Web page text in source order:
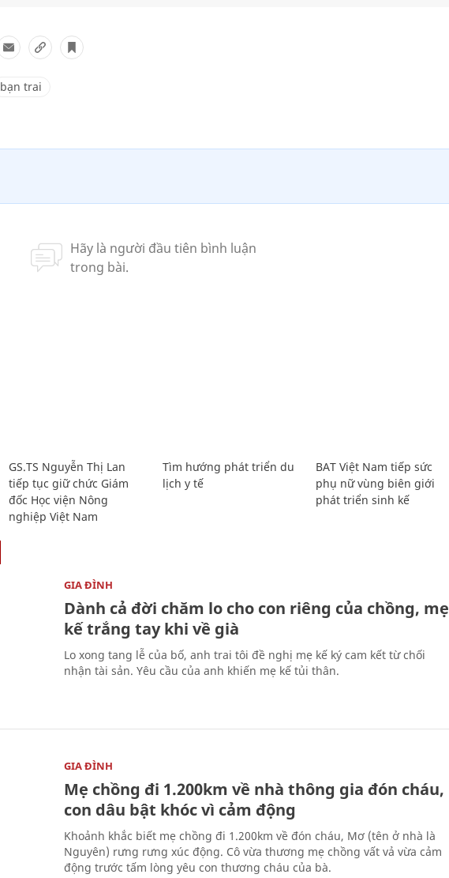
bạn trai
GS.TS Nguyễn Thị Lan
tiếp tục giữ chức Giám
đốc Học viện Nông
nghiệp Việt Nam
Tìm hướng phát triển du
lịch y tế
BAT Việt Nam tiếp sức
phụ nữ vùng biên giới
phát triển sinh kế
GIA ĐÌNH
Dành cả đời chăm lo cho con riêng của chồng, mẹ
kế trắng tay khi về già
Lo xong tang lễ của bố, anh trai tôi đề nghị mẹ kế ký cam kết từ chối
nhận tài sản. Yêu cầu của anh khiến mẹ kế tủi thân.
GIA ĐÌNH
Mẹ chồng đi 1.200km về nhà thông gia đón cháu,
con dâu bật khóc vì cảm động
Khoảnh khắc biết mẹ chồng đi 1.200km về đón cháu, Mơ (tên ở nhà là
Nguyên) rưng rưng xúc động. Cô vừa thương mẹ chồng vất vả vừa cảm
động trước tấm lòng yêu con thương cháu của bà.